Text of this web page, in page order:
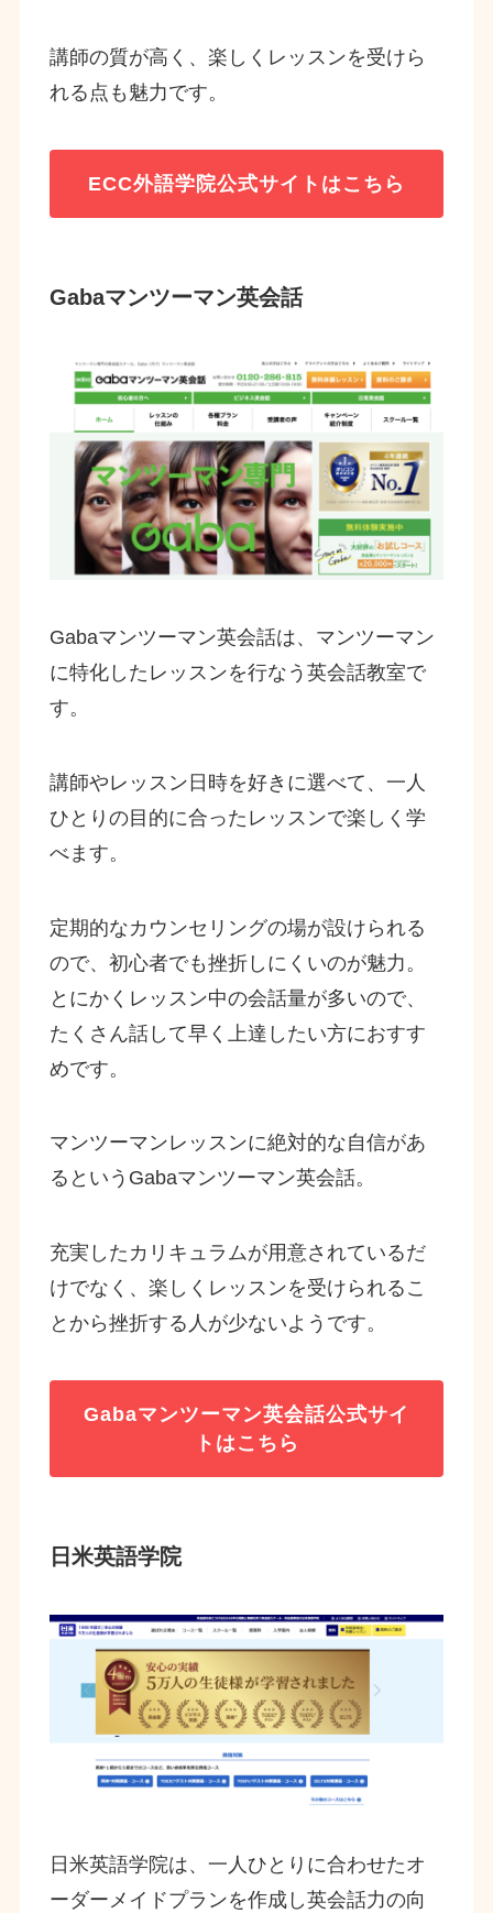
講師の質が高く、楽しくレッスンを受けら
れる点も魅力です。
ECC外語学院公式サイトはこちら
Gabaマンツーマン英会話
Gabaマンツーマン英会話は、マンツーマン
に特化したレッスンを行なう英会話教室で
す。
講師やレッスン日時を好きに選べて、一人
ひとりの目的に合ったレッスンで楽しく学
べます。
定期的なカウンセリングの場が設けられる
ので、初心者でも挫折しにくいのが魅力。
とにかくレッスン中の会話量が多いので、
たくさん話して早く上達したい方におすす
めです。
マンツーマンレッスンに絶対的な自信があ
るというGabaマンツーマン英会話。
充実したカリキュラムが用意されているだ
けでなく、楽しくレッスンを受けられるこ
とから挫折する人が少ないようです。
Gabaマンツーマン英会話公式サイ
トはこちら
日米英語学院
日米英語学院は、一人ひとりに合わせたオ
ーダーメイドプランを作成し英会話力の向